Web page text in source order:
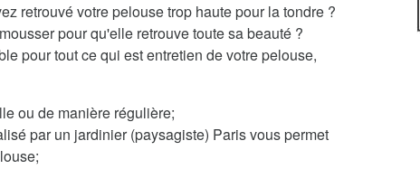
retrouvé votre pelouse trop haute pour la tondre ?
pour qu'elle retrouve toute sa beauté ?
pour tout ce qui est entretien de votre pelouse,
ou de manière régulière;
par un jardinier (paysagiste) Paris vous permet